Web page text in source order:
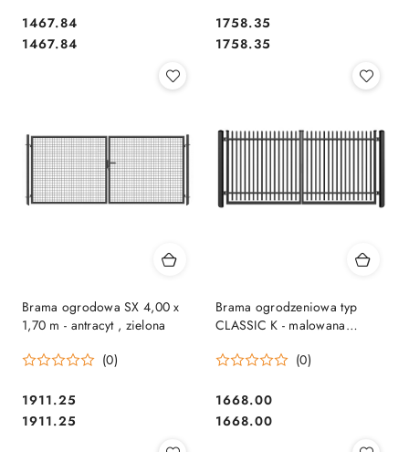
Cena:
1467.84
Cena:
1467.84 Cena:
1758.35
Cena:
1758.35
Brama ogrodowa SX 4,00 x
1,70 m - antracyt , zielona
(0)
Cena:
1911.25
Cena:
1911.25
Brama ogrodzeniowa typ
CLASSIC K - malowana
(0)
Cena:
1668.00
Cena:
1668.00